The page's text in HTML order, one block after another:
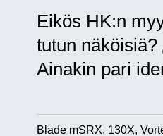
Eikös HK:n
tutun näköisiä?
Ainakin pari
Blade mSRX, 130X,